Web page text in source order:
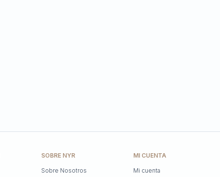
SOBRE NYR
Sobre Nosotros
MI CUENTA
Mi cuenta